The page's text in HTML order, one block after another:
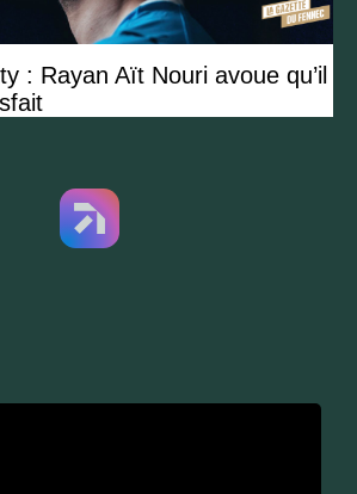
: Rayan Aït Nouri avoue qu’il